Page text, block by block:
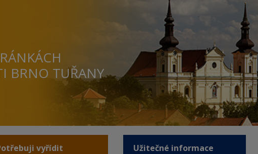
BRNO TUŘANY
vyřídit Užitečné informace